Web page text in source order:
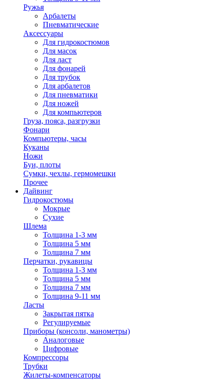
Ружья
Арбалеты
Пневматические
Аксессуары
Для гидрокостюмов
Для масок
Для ласт
Для фонарей
Для трубок
Для арбалетов
Для пневматики
Для ножей
Для компьютеров
Груза, пояса, разгрузки
Фонари
Компьютеры, часы
Куканы
Ножи
Буи, плоты
Сумки, чехлы, гермомешки
Прочее
Дайвинг
Гидрокостюмы
Мокрые
Сухие
Шлема
Толщина 1-3 мм
Толщина 5 мм
Толщина 7 мм
Перчатки, рукавицы
Толщина 1-3 мм
Толщина 5 мм
Толщина 7 мм
Толщина 9-11 мм
Ласты
Закрытая пятка
Регулируемые
Приборы (консоли, манометры)
Аналоговые
Цифровые
Компрессоры
Трубки
Жилеты-компенсаторы